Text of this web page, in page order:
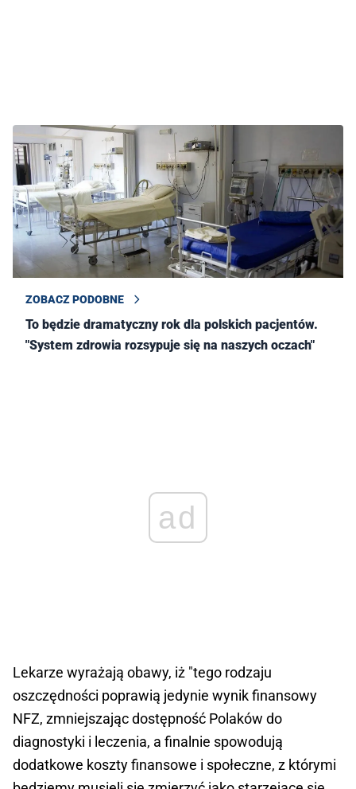
ZOBACZ PODOBNE
To będzie dramatyczny rok dla polskich pacjentów.
"System zdrowia rozsypuje się na naszych oczach"
ad
Lekarze wyrażają obawy, iż "tego rodzaju
oszczędności poprawią jedynie wynik finansowy
NFZ, zmniejszając dostępność Polaków do
diagnostyki i leczenia, a finalnie spowodują
dodatkowe koszty finansowe i społeczne, z którymi